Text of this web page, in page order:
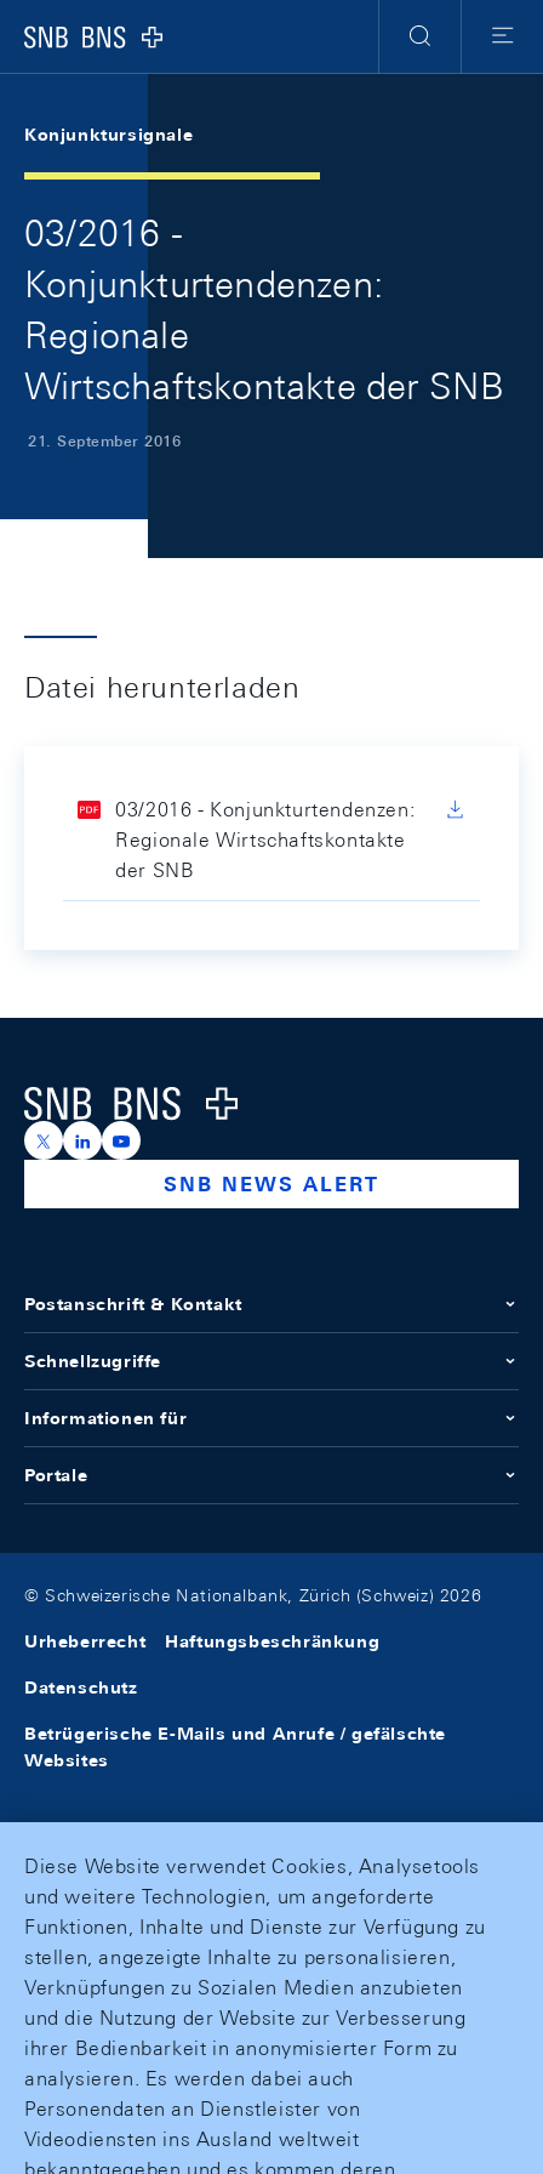
Logo
Suche
Menu
Konjunktursignale
03/2016 -
Konjunkturtendenzen:
Regionale
Wirtschaftskontakte der SNB
21. September 2016
Datei herunterladen
03/2016 - Konjunkturtendenzen:
Regionale Wirtschaftskontakte
der SNB
Logo
https://x.com/snb_bns
https://ch.linkedin.com/company/swiss-national-
https://www.youtube.com/@swissnationalbank
SNB NEWS ALERT
Postanschrift & Kontakt
Schnellzugriffe
Informationen für
Portale
© Schweizerische Nationalbank, Zürich (Schweiz) 2026
Urheberrecht Haftungsbeschränkung
Datenschutz
Betrügerische E-Mails und Anrufe / gefälschte
Websites
Diese Website verwendet Cookies, Analysetools
und weitere Technologien, um angeforderte
Funktionen, Inhalte und Dienste zur Verfügung zu
stellen, angezeigte Inhalte zu personalisieren,
Verknüpfungen zu Sozialen Medien anzubieten
und die Nutzung der Website zur Verbesserung
ihrer Bedienbarkeit in anonymisierter Form zu
analysieren. Es werden dabei auch
Personendaten an Dienstleister von
Videodiensten ins Ausland weltweit